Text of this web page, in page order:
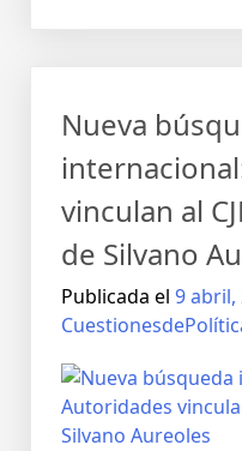
Nueva
vinculan al
de Silvano
Publicada el 9 abril,